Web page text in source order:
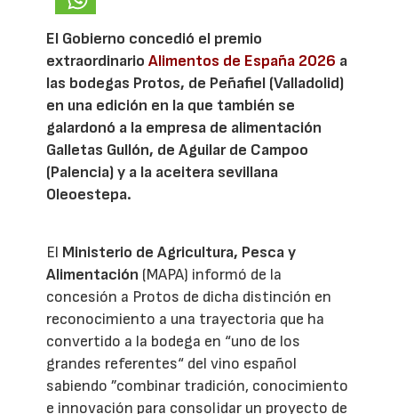
El Gobierno concedió el premio
extraordinarioAlimentos de España 2026 a
las bodegas Protos, de Peñafiel (Valladolid)
en una edición en la que también se
galardonó a la empresa de alimentación
Galletas Gullón, de Aguilar de Campoo
(Palencia) y a la aceitera sevillana
Oleoestepa.
El Ministerio de Agricultura, Pesca y
Alimentación (MAPA) informó de la
concesión a Protos de dicha distinción en
reconocimiento a una trayectoria que ha
convertido a la bodega en “uno de los
grandes referentes“ del vino español
sabiendo ”combinar tradición, conocimiento
e innovación para consolidar un proyecto de